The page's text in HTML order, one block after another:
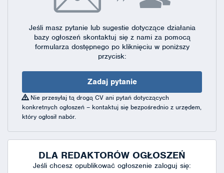
Jeśli masz pytanie lub sugestie dotyczące działania
bazy ogłoszeń skontaktuj się z nami za pomocą
formularza dostępnegopo kliknięciu w poniższy
przycisk:
Zadaj pytanie
Nie przesyłaj tą drogą CV ani pytań dotyczących
konkretnych ogłoszeń – kontaktuj się bezpośrednio z urzędem,
który ogłosił nabór.
DLA REDAKTORÓW OGŁOSZEŃ
Jeśli chcesz opublikować ogłoszenie zaloguj się: